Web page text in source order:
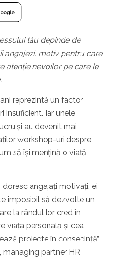
tău depinde de
angajezi, motiv pentru care
atenție nevoilor pe care le
reprezintă un factor
insuficient. Iar unele
și au devenit mai
workshop-uri despre
să își mențină o viață
angajați motivați, ei
imposibil să dezvolte un
la rândul lor cred în
viața personală și cea
proiecte în consecință”,
managing partner HR